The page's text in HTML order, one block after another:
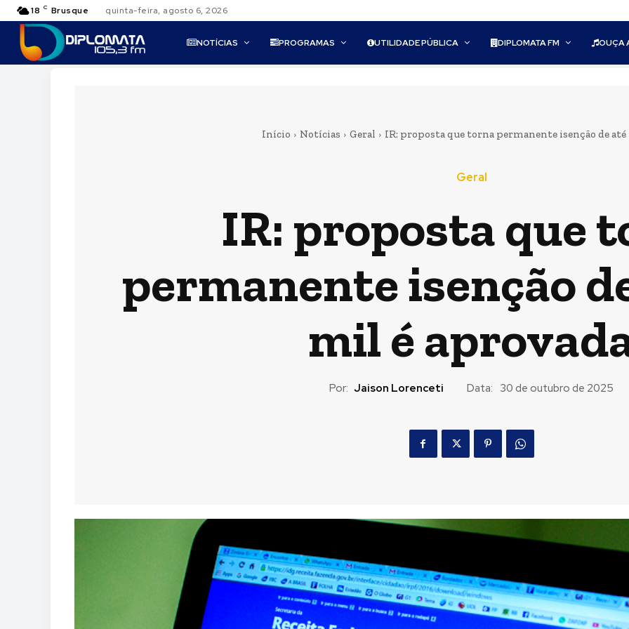
18 C Brusque quinta-feira, agosto 6, 2026
NOTÍCIAS PROGRAMAS UTILIDADE PÚBLICA DIPLOMATA FM OUÇA
Início Notícias Geral IR: proposta que torna permanente isenção de até
Geral
IR: proposta que
permanente isenção
mil é
Por: Jaison Lorenceti Data: 30 de outubro de 2025